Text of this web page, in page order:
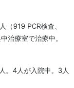
（919 PCR検査、
治療室で治療中。
。4人が入院中。3人